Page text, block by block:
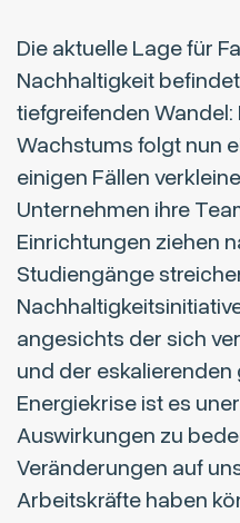
Die aktuelle Lage für
Nachhaltigkeit
tiefgreifenden Wandel:
Wachstums folgt nun
einigen Fällen
Unternehmen ihre
Einrichtungen ziehen
Studiengänge
angesichts der sich
und der
Energiekrise ist es
Auswirkungen zu
Veränderungen auf
Arbeitskräfte haben